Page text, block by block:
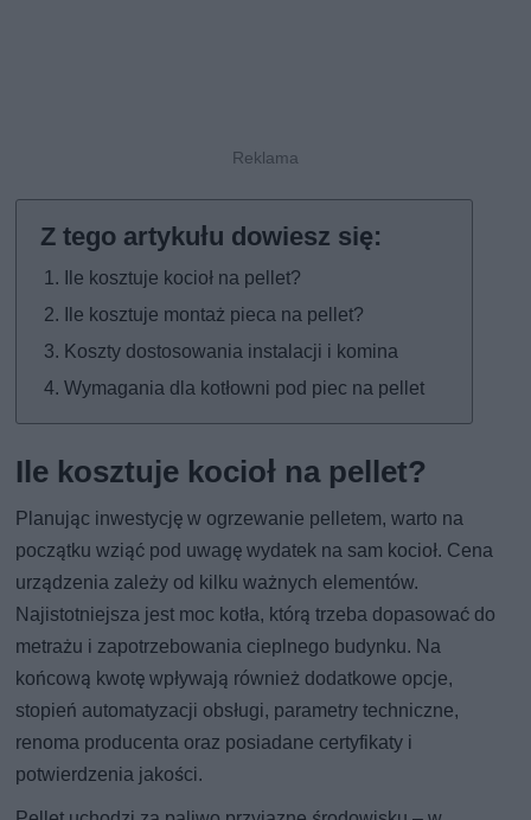
Ile kosztuje kocioł na pellet?
Ile kosztuje montaż pieca na pellet?
Koszty dostosowania instalacji i komina
Wymagania dla kotłowni pod piec na pellet
Ile kosztuje kocioł na pellet?
Planując inwestycję w ogrzewanie pelletem, warto na
początku wziąć pod uwagę wydatek na sam kocioł. Cena
urządzenia zależy od kilku ważnych elementów.
Najistotniejsza jest moc kotła, którą trzeba dopasować do
metrażu i zapotrzebowania cieplnego budynku. Na
końcową kwotę wpływają również dodatkowe opcje,
stopień automatyzacji obsługi, parametry techniczne,
renoma producenta oraz posiadane certyfikaty i
potwierdzenia jakości.